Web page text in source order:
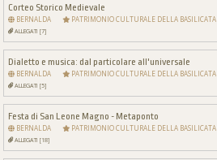
Corteo Storico Medievale
BERNALDA PATRIMONIO CULTURALE DELLA BASILICATA
ALLEGATI [7]
Dialetto e musica: dal particolare all'universale
BERNALDA PATRIMONIO CULTURALE DELLA BASILICATA
ALLEGATI [5]
Festa di San Leone Magno - Metaponto
BERNALDA PATRIMONIO CULTURALE DELLA BASILICATA
ALLEGATI [18]